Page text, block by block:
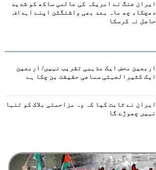
ایران جنگ نے امریکہ کی عالمی ساکھ کو شدید
دھچکا، چھ ماہ بعد بھی واشنگٹن اپنے اہداف
حاصل نہ کرسکا
اربعین محض ایک مذہبی تقریب نہیں/ اربعین
ایک کثیرالجہتی سماجی حقیقت بن چکا ہے
ایران نے ثابت کیا کہ وہ مزاحمتی بلاک کو تنہا
نہیں چھوڑے گا